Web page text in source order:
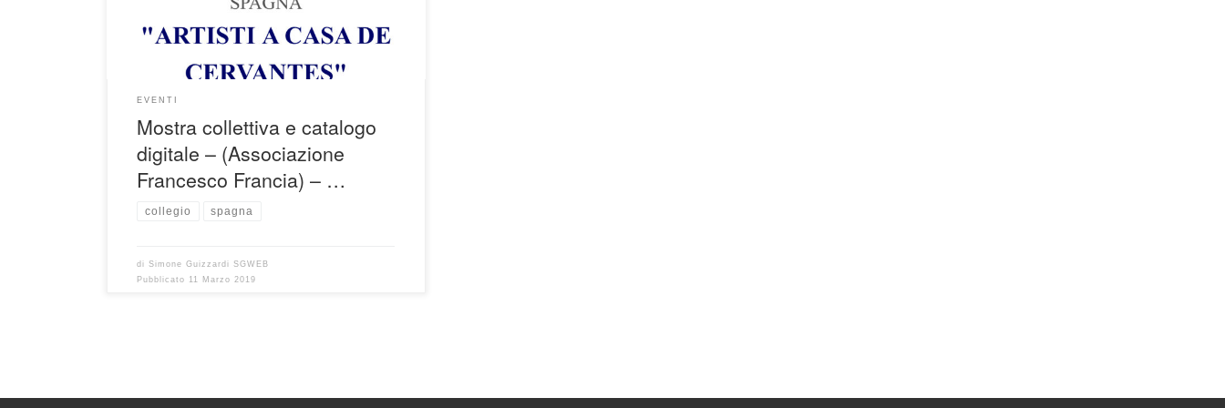
EVENTI
Mostra collettiva e catalogo
digitale – (Associazione
Francesco Francia) – …
collegio spagna
diSimone Guizzardi SGWEB
Pubblicato 11 Marzo 2019